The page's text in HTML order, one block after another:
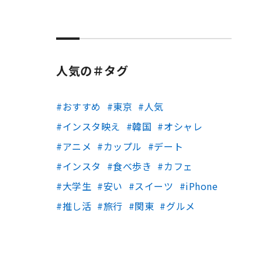
人気の＃タグ
おすすめ 東京
人気
インスタ映え
韓国
オシャレ
アニメ
カップル
デート
インスタ
食べ歩き
カフェ
大学生
安い スイーツ
iPhone
推し活
旅行 関東 グルメ